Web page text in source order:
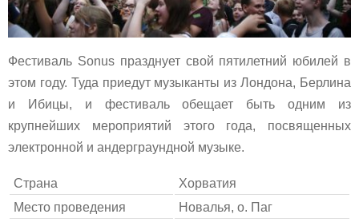
Фестиваль Sonus празднует свой пятилетний юбилей в
этом году. Туда приедут музыканты из Лондона, Берлина
и Ибицы, и фестиваль обещает быть одним из
крупнейших мероприятий этого года, посвященных
электронной и андерграундной музыке.
Страна
Хорватия
Место проведения
Новалья, о. Паг